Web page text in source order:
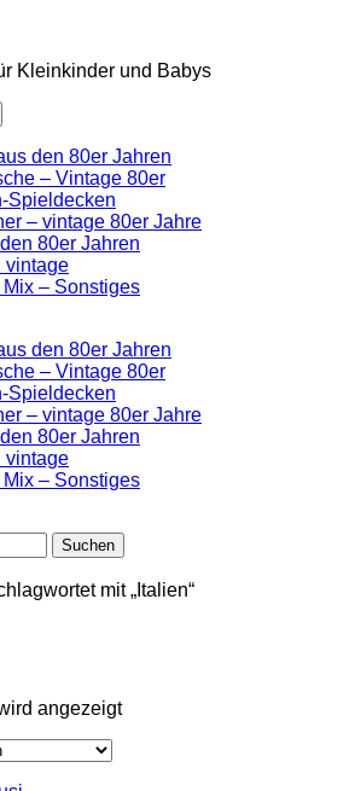
Kleinkinder und Babys
den 80er Jahren
– Vintage 80er
Spieldecken
– vintage 80er Jahre
80er Jahren
vintage
– Sonstiges
den 80er Jahren
– Vintage 80er
Spieldecken
– vintage 80er Jahre
80er Jahren
vintage
– Sonstiges
mit „Italien“
angezeigt